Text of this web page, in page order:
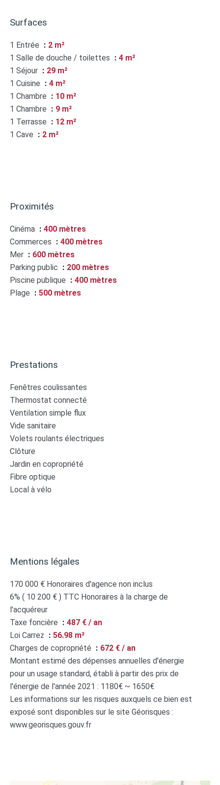
Surfaces
1 Entrée
2 m²
1 Salle de douche / toilettes
4 m²
1 Séjour
29 m²
1 Cuisine
4 m²
1 Chambre
10 m²
1 Chambre
9 m²
1 Terrasse
12 m²
1 Cave
2 m²
Proximités
Cinéma
400 mètres
Commerces
400 mètres
Mer
600 mètres
Parking public
200 mètres
Piscine publique
400 mètres
Plage
500 mètres
Prestations
Fenêtres coulissantes
Thermostat connecté
Ventilation simple flux
Vide sanitaire
Volets roulants électriques
Clôture
Jardin en copropriété
Fibre optique
Local à vélo
Mentions légales
170 000 € Honoraires d'agence non inclus
6% ( 10 200 € ) TTC Honoraires à la charge de
l'acquéreur
Taxe foncière
487 € / an
Loi Carrez
56.98 m²
Charges de copropriété
672 € / an
Montant estimé des dépenses annuelles d'énergie
pour un usage standard, établi à partir des prix de
l'énergie de l'année 2021 : 1180€ ~ 1650€
Les informations sur les risques auxquels ce bien est
exposé sont disponibles sur le site Géorisques :
www.georisques.gouv.fr